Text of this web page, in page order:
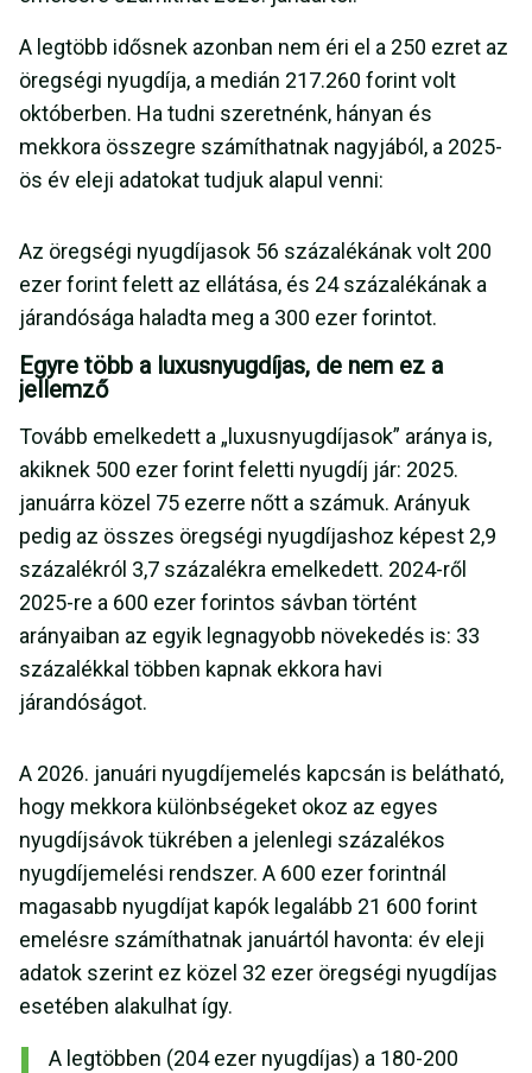
A legtöbb idősnek azonban nem éri el a 250 ezret az
öregségi nyugdíja, a medián 217.260 forint volt
októberben. Ha tudni szeretnénk, hányan és
mekkora összegre számíthatnak nagyjából, a 2025-
ös év eleji adatokat tudjuk alapul venni:
Az öregségi nyugdíjasok 56 százalékának volt 200
ezer forint felett az ellátása, és 24 százalékának a
járandósága haladta meg a 300 ezer forintot.
Egyre több a luxusnyugdíjas, de nem ez a
jellemző
Tovább emelkedett a „luxusnyugdíjasok” aránya is,
akiknek 500 ezer forint feletti nyugdíj jár: 2025.
januárra közel 75 ezerre nőtt a számuk. Arányuk
pedig az összes öregségi nyugdíjashoz képest 2,9
százalékról 3,7 százalékra emelkedett. 2024-ről
2025-re a 600 ezer forintos sávban történt
arányaiban az egyik legnagyobb növekedés is: 33
százalékkal többen kapnak ekkora havi
járandóságot.
A 2026. januári nyugdíjemelés kapcsán is belátható,
hogy mekkora különbségeket okoz az egyes
nyugdíjsávok tükrében a jelenlegi százalékos
nyugdíjemelési rendszer. A 600 ezer forintnál
magasabb nyugdíjat kapók legalább 21 600 forint
emelésre számíthatnak januártól havonta: év eleji
adatok szerint ez közel 32 ezer öregségi nyugdíjas
esetében alakulhat így.
A legtöbben (204 ezer nyugdíjas) a 180-200